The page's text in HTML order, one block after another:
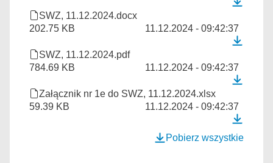
SWZ, 11.12.2024.docx
202.75 KB
11.12.2024 - 09:42:37
SWZ, 11.12.2024.pdf
784.69 KB
11.12.2024 - 09:42:37
Załącznik nr 1e do SWZ, 11.12.2024.xlsx
59.39 KB
11.12.2024 - 09:42:37
Pobierz wszystkie